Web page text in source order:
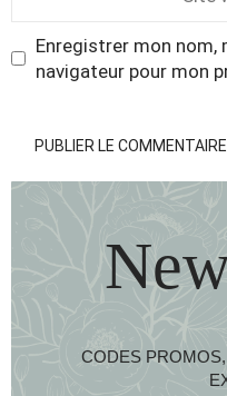
Enregistrer mon nom,
navigateur pour mon
CODES